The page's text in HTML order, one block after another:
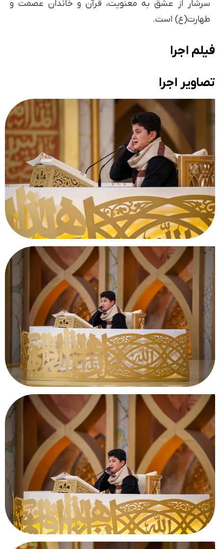
سرشار از عشق به معنویت، قرآن و خاندان عصمت و
طهارت(ع) است.
فیلم اجرا
تصاویر اجرا